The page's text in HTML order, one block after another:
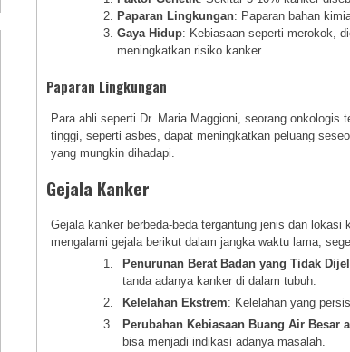
Paparan Lingkungan: Paparan bahan
Gaya Hidup: Kebiasaan seperti merokok,
meningkatkan risiko kanker.
Paparan Lingkungan
Para ahli seperti Dr. Maria Maggioni, seorang onkologis
tinggi, seperti asbes, dapat meningkatkan peluang
yang mungkin dihadapi.
Gejala Kanker
Gejala kanker berbeda-beda tergantung jenis dan
mengalami gejala berikut dalam jangka waktu lama,
Penurunan Berat Badan yang Tidak
tanda adanya kanker di dalam tubuh.
Kelelahan Ekstrem: Kelelahan yang
Perubahan Kebiasaan Buang Air Besar
bisa menjadi indikasi adanya masalah.